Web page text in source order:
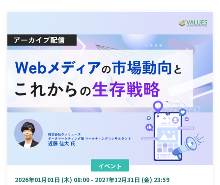
イベント
2026年01月01日 (木) 08:00 - 2027年12月31日 (金) 23:59